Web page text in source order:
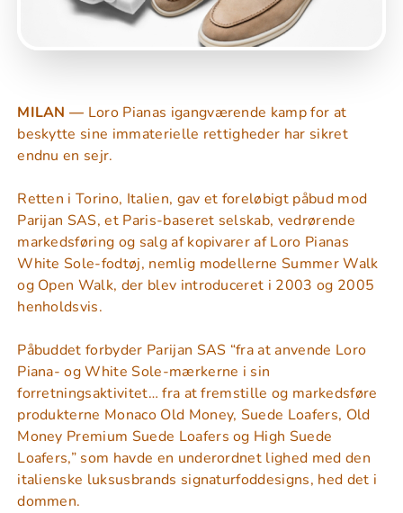
MILAN — Loro Pianas igangværende kamp for at
beskytte sine immaterielle rettigheder har sikret
endnu en sejr.
Retten i Torino, Italien, gav et foreløbigt påbud mod
Parijan SAS, et Paris-baseret selskab, vedrørende
markedsføring og salg af kopivarer af Loro Pianas
White Sole-fodtøj, nemlig modellerne Summer Walk
og Open Walk, der blev introduceret i 2003 og 2005
henholdsvis.
Påbuddet forbyder Parijan SAS “fra at anvende Loro
Piana- og White Sole-mærkerne i sin
forretningsaktivitet… fra at fremstille og markedsføre
produkterne Monaco Old Money, Suede Loafers, Old
Money Premium Suede Loafers og High Suede
Loafers,” som havde en underordnet lighed med den
italienske luksusbrands signaturfoddesigns, hed det i
dommen.